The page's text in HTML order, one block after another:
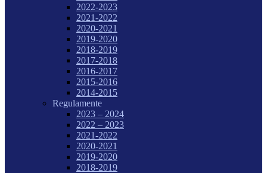
2022-2023
2021-2022
2020-2021
2019-2020
2018-2019
2017-2018
2016-2017
2015-2016
2014-2015
Regulamente
2023 – 2024
2022 – 2023
2021-2022
2020-2021
2019-2020
2018-2019